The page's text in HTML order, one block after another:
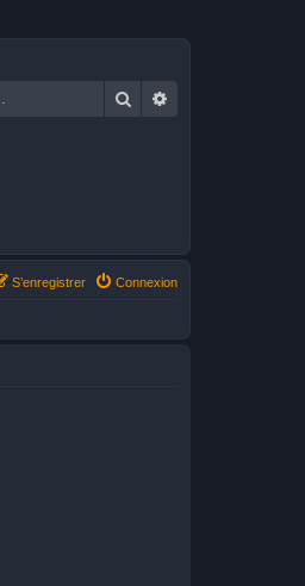
Rechercher
Connexion
S’enregistrer